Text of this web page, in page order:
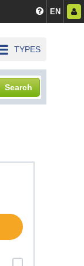
EN
TYPES
Search